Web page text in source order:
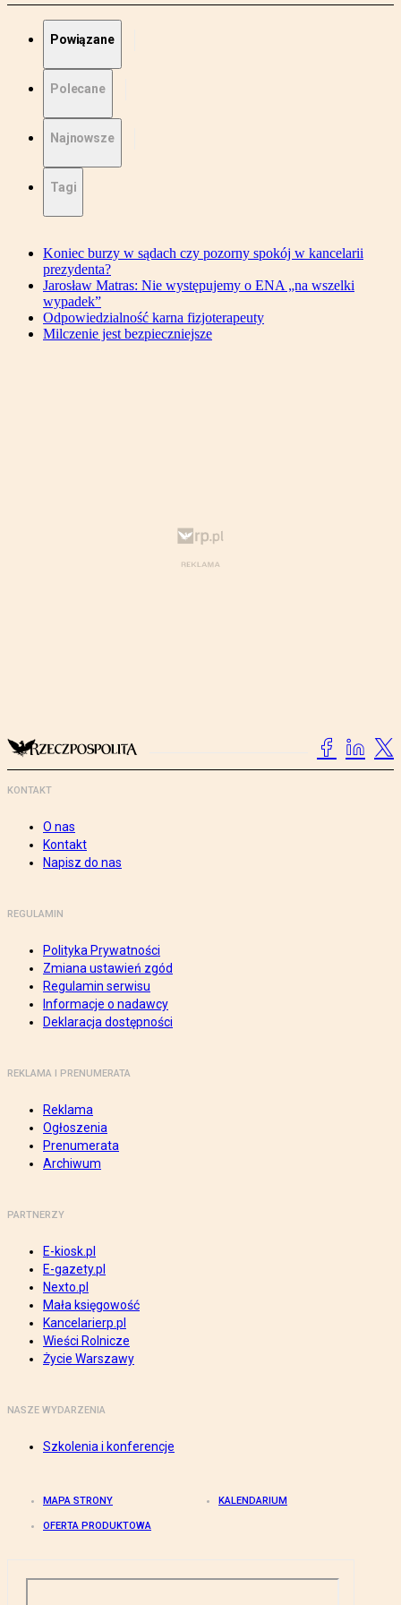
Powiązane
Polecane
Najnowsze
Tagi
Koniec burzy w sądach czy pozorny spokój w kancelarii
prezydenta?
Jarosław Matras: Nie występujemy o ENA „na wszelki
wypadek”
Odpowiedzialność karna fizjoterapeuty
Milczenie jest bezpieczniejsze
KONTAKT
O nas
Kontakt
Napisz do nas
REGULAMIN
Polityka Prywatności
Zmiana ustawień zgód
Regulamin serwisu
Informacje o nadawcy
Deklaracja dostępności
REKLAMA I PRENUMERATA
Reklama
Ogłoszenia
Prenumerata
Archiwum
PARTNERZY
E-kiosk.pl
E-gazety.pl
Nexto.pl
Mała księgowość
Kancelarierp.pl
Wieści Rolnicze
Życie Warszawy
NASZE WYDARZENIA
Szkolenia i konferencje
MAPA STRONY KALENDARIUM
OFERTA PRODUKTOWA